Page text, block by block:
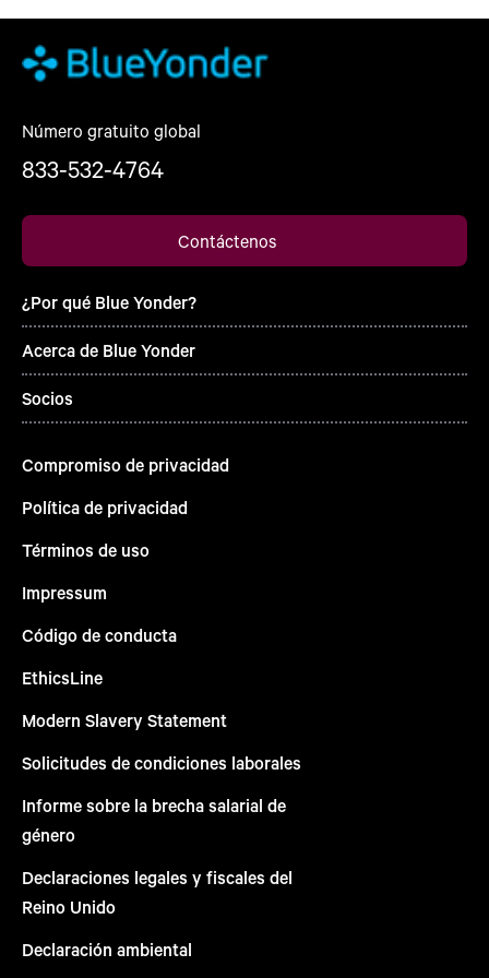
Número gratuito global
833-532-4764
Contáctenos
¿Por qué Blue Yonder?
Acerca de Blue Yonder
Socios
Compromiso de privacidad
Política de privacidad
Términos de uso
Impressum
Código de conducta
EthicsLine
Modern Slavery Statement
Solicitudes de condiciones laborales
Informe sobre la brecha salarial de
género
Declaraciones legales y fiscales del
Reino Unido
Declaración ambiental